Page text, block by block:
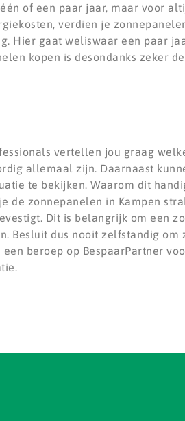
of een paar jaar, maar voor
verdien je
Hier gaat weliswaar een paar
kopen is desondanks zeker
vertellen jou graag
allemaal zijn. Daarnaast
te bekijken. Waarom dit
de zonnepanelen in Kampen
Dit is belangrijk om een
Besluit dus nooit zelfstandig om
een beroep op BespaarPartner